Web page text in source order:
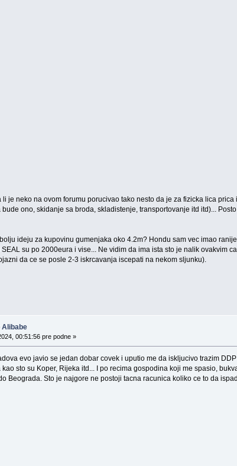
li je neko na ovom forumu porucivao tako nesto da je za fizicka lica
ono, skidanje sa broda, skladistenje, transportovanje itd itd)...
ideju za kupovinu gumenjaka oko 4.2m? Hondu sam vec imao
su po 2000eura i vise... Ne vidim da ima ista sto je nalik ovakvim
da ce se posle 2-3 iskrcavanja iscepati na nekom sljunku).
Alibabe
00:51:56 pre podne »
evo javio se jedan dobar covek i uputio me da iskljucivo trazim
sto su Koper, Rijeka itd... I po recima gospodina koji me spasio,
Beograda. Sto je najgore ne postoji tacna racunica koliko ce to da